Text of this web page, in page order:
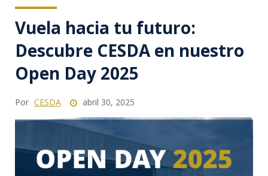
Vuela hacia tu futuro:
Descubre CESDA en nuestro
Open Day 2025
Por CESDA abril 30, 2025